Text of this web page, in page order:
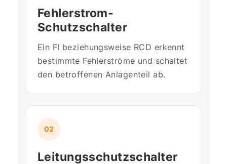
Fehlerstrom-
Schutzschalter
Ein FI beziehungsweise RCD erkennt
bestimmte Fehlerströme und schaltet
den betroffenen Anlagenteil ab.
02
Leitungsschutzschalter